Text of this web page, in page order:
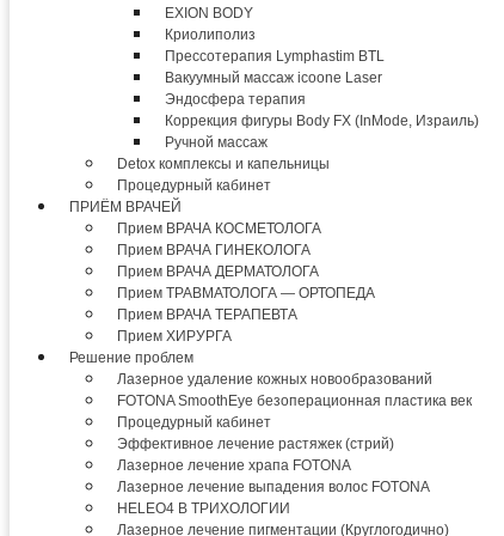
EXION BODY
Криолиполиз
Прессотерапия Lymphastim BTL
Вакуумный массаж icoone Laser
Эндосфера терапия
Коррекция фигуры Body FX (InMode, Израиль)
Ручной массаж
Detox комплексы и капельницы
Процедурный кабинет
ПРИЁМ ВРАЧЕЙ
Прием ВРАЧА КОСМЕТОЛОГА
Прием ВРАЧА ГИНЕКОЛОГА
Прием ВРАЧА ДЕРМАТОЛОГА
Прием ТРАВМАТОЛОГА — ОРТОПЕДА
Прием ВРАЧА ТЕРАПЕВТА
Прием ХИРУРГА
Решение проблем
Лазерное удаление кожных новообразований
FOTONA SmoothEye безоперационная пластика век
Процедурный кабинет
Эффективное лечение растяжек (стрий)
Лазерное лечение храпа FOTONA
Лазерное лечение выпадения волос FOTONA
HELEO4 В ТРИХОЛОГИИ
Лазерное лечение пигментации (Круглогодично)